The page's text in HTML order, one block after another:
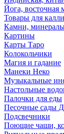
Йога, восточная
Товары для
Камни,
Картины
Карты Таро
Колокольчики
Магия и гадание
Манеки Неко
Музыкальные
Настольные
Палочки для еды
Песочные сады
Подсвечники
Поющие чаши,